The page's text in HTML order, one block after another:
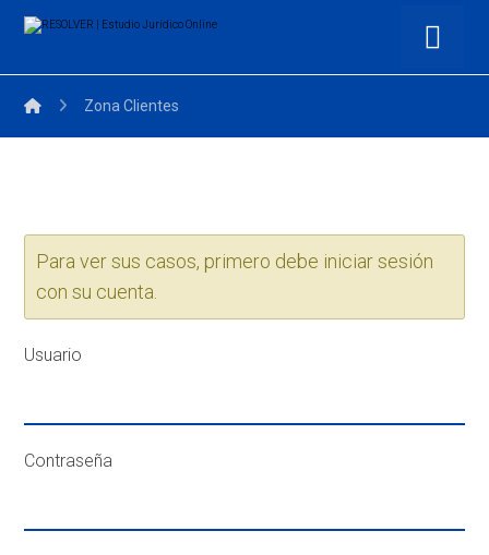
Zona Clientes
Para ver sus casos, primero debe iniciar sesión
con su cuenta.
Usuario
Contraseña